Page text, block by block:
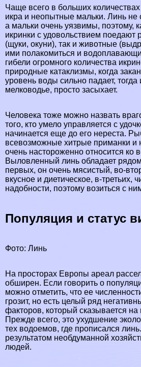
Чаще всего в больших
икра и неопытные мальки. Линь не
а мальки очень уязвимы, поэтому,
икринки с удовольствием
(щуки, окyни), так и животные (
ими полакомиться и
гибели огромного количества
природные катаклизмы, когда
уровень воды сильно падает,
мелководье, просто засыхает.
Человека тоже можно назвать
того, кто умело управляется с
начинается еще до его нереста.
всевозможные хитрые приманки и
очень настороженно относится ко
Выловленный линь обладает
первых, он очень мясистый, во-
вкусное и диетическое, в-третьих,
надобности, поэтому возиться с
Популяция и статус
Фото: Линь
На просторах Европы ареал
обширен. Если говорить о
можно отметить, что ее
грозит, но есть целый ряд
факторов, который сказывается на
Прежде всего, это ухудшение
тех водоемов, где прописался
результатом необдуманной
людей.